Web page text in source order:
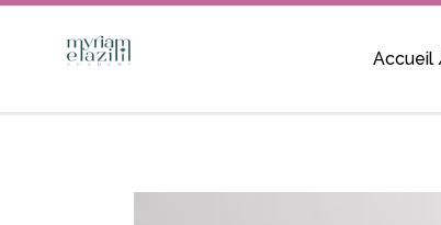
Alléger Sa Charge Mentale